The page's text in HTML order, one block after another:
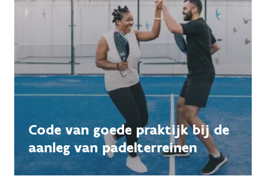
Code van goede praktijk bij de
aanleg van padelterreinen